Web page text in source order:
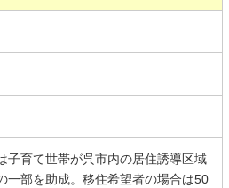
子育て世帯が呉市内の居住誘導区域
一部を助成。移住希望者の場合は50